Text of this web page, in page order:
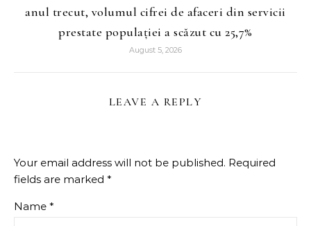
anul trecut, volumul cifrei de afaceri din servicii
prestate populației a scăzut cu 25,7%
August 5, 2026
LEAVE A REPLY
Your email address will not be published. Required
fields are marked *
Name *